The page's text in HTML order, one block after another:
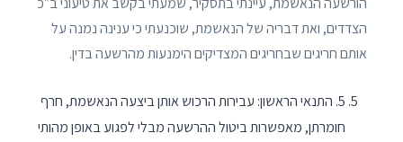
הצדדים, ואת דבריה של הנאשמת, שוכנעתי כי ענינה נמנה על
אותם חריגים שבחריגים המצדיקים הימנעות מהרשעה בדין.
5. התנאי הראשון: עבירות הרכוש אותן ביצעה הנאשמת, חרף
חומרתן, מאפשרות ביטול ההרשעה מבלי לפגוע באופן מהותי